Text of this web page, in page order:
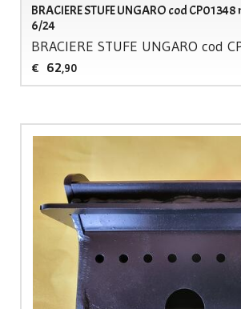
BRACIERE STUFE UNGARO cod CP01348
6/24
BRACIERE STUFE UNGARO cod
€ 62,90